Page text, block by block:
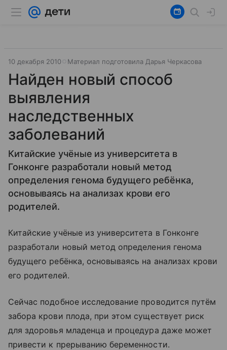
10 декабря 2010 Материал подготовила Дарья Черкасова
Найден новый способ
выявления
наследственных
заболеваний
Китайские учёные из университета в
Гонконге разработали новый метод
определения генома будущего ребёнка,
основываясь на анализах крови его
родителей.
Китайские учёные из университета в Гонконге
разработали новый метод определения генома
будущего ребёнка, основываясь на анализах крови
его родителей.
Сейчас подобное исследование проводится путём
забора крови плода, при этом существует риск
для здоровья младенца и процедура даже может
привести к прерыванию беременности.